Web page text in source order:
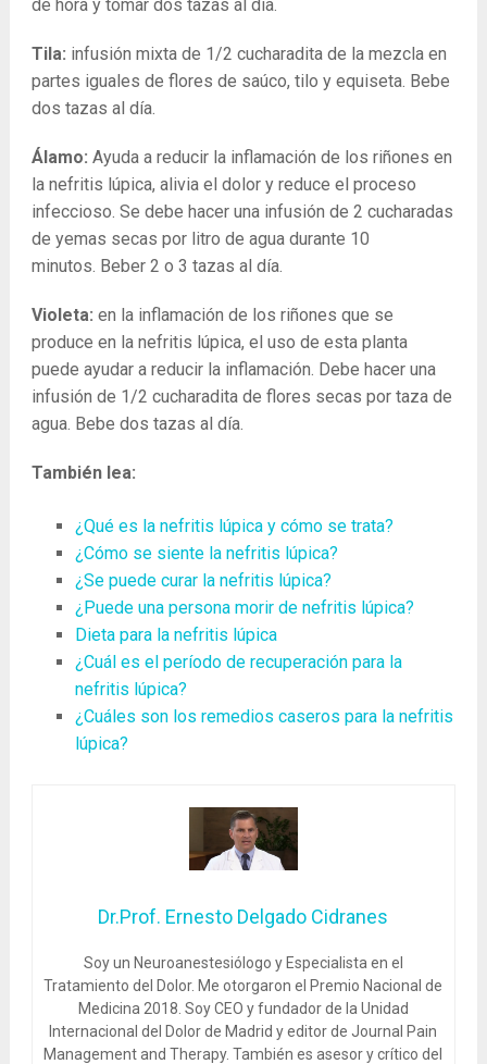
de hora y tomar dos tazas al día.
Tila: infusión mixta de 1/2 cucharadita de la mezcla en
partes iguales de flores de saúco, tilo y equiseta. Bebe
dos tazas al día.
Álamo: Ayuda a reducir la inflamación de los riñones en
la nefritis lúpica, alivia el dolor y reduce el proceso
infeccioso. Se debe hacer una infusión de 2 cucharadas
de yemas secas por litro de agua durante 10
minutos. Beber 2 o 3 tazas al día.
Violeta: en la inflamación de los riñones que se
produce en la nefritis lúpica, el uso de esta planta
puede ayudar a reducir la inflamación. Debe hacer una
infusión de 1/2 cucharadita de flores secas por taza de
agua. Bebe dos tazas al día.
También lea:
¿Qué es la nefritis lúpica y cómo se trata?
¿Cómo se siente la nefritis lúpica?
¿Se puede curar la nefritis lúpica?
¿Puede una persona morir de nefritis lúpica?
Dieta para la nefritis lúpica
¿Cuál es el período de recuperación para la
nefritis lúpica?
¿Cuáles son los remedios caseros para la nefritis
lúpica?
Dr.Prof. Ernesto Delgado Cidranes
Soy un Neuroanestesiólogo y Especialista en el
Tratamiento del Dolor. Me otorgaron el Premio Nacional de
Medicina 2018. Soy CEO y fundador de la Unidad
Internacional del Dolor de Madrid y editor de Journal Pain
Management and Therapy. También es asesor y crítico del